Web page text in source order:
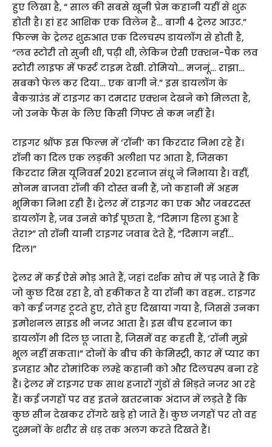
हुए लिखा है, “ साल की सबसे खूनी प्रेम कहानी यहीं से शुरू
होती है। हां हर आशिक एक विलेन है… बागी 4 ट्रेलर आउट.”
फिल्म के ट्रेलर शुरुआत एक दिलचस्प डायलॉग से होती है,
“लव स्टोरी तो सुनी थी, पढ़ी थी, लेकिन ऐसी एक्शन-पैक लव
स्टोरी लाइफ में फर्स्ट टाइम देखी. रोमियो… मजनूं… राझा…
सबको फेल कर दिया… एक बागी ने.” इस डायलॉग के
बैकग्राउंड में टाइगर का दमदार एक्शन देखने को मिलता है,
जो उनके फैंस के लिए किसी गिफ्ट से कम नहीं है।
टाइगर श्रॉफ इस फिल्म में ‘रॉनी’ का किरदार निभा रहे हैं।
रॉनी का दिल एक लड़की अलीशा पर आता है, जिसका
किरदार मिस यूनिवर्स 2021 हरनाज संधू ने निभाया है। वहीं,
सोनम बाजवा रॉनी की दोस्त बनी हैं, जो कहानी में अहम
भूमिका निभा रही हैं। ट्रेलर में टाइगर का एक और जबरदस्त
डायलॉग है, जब उनसे कोई पूछता है, ”दिमाग हिला हुआ है
तेरा?” तो रॉनी यानी टाइगर जवाब देते हैं, ”दिमाग नहीं…
दिल।”
ट्रेलर में कई ऐसे मोड़ आते हैं, जहां दर्शक सोच में पड़ जाते हैं कि
जो कुछ दिख रहा है, वो हकीकत है या रॉनी का वहम.. टाइगर
को कई जगह टूटते हुए, रोते हुए दिखाया गया है, जिससे उनका
इमोशनल साइड भी नजर आता है। इस बीच हरनाज का
डायलॉग भी दिल छू जाता है, जिसमें वह कहती हैं, ‘रॉनी मुझे
भूल नहीं सकता।” दोनों के बीच की केमिस्ट्री, कार में प्यार का
इजहार और रोमांटिक लम्हे कहानी को और दिलचस्प बना रहे
हैं। ट्रेलर में टाइगर एक साथ हजारों गुंडों से भिड़ते नजर आ रहे
हैं। कई जगहों पर वह इतने खतरनाक अंदाज में लड़ते हैं कि
कुछ सीन देखकर रोंगटे खड़े हो जाते हैं। कुछ जगहों पर तो वह
दुश्मनों के शरीर से धड़ तक अलग करते दिखते हैं।